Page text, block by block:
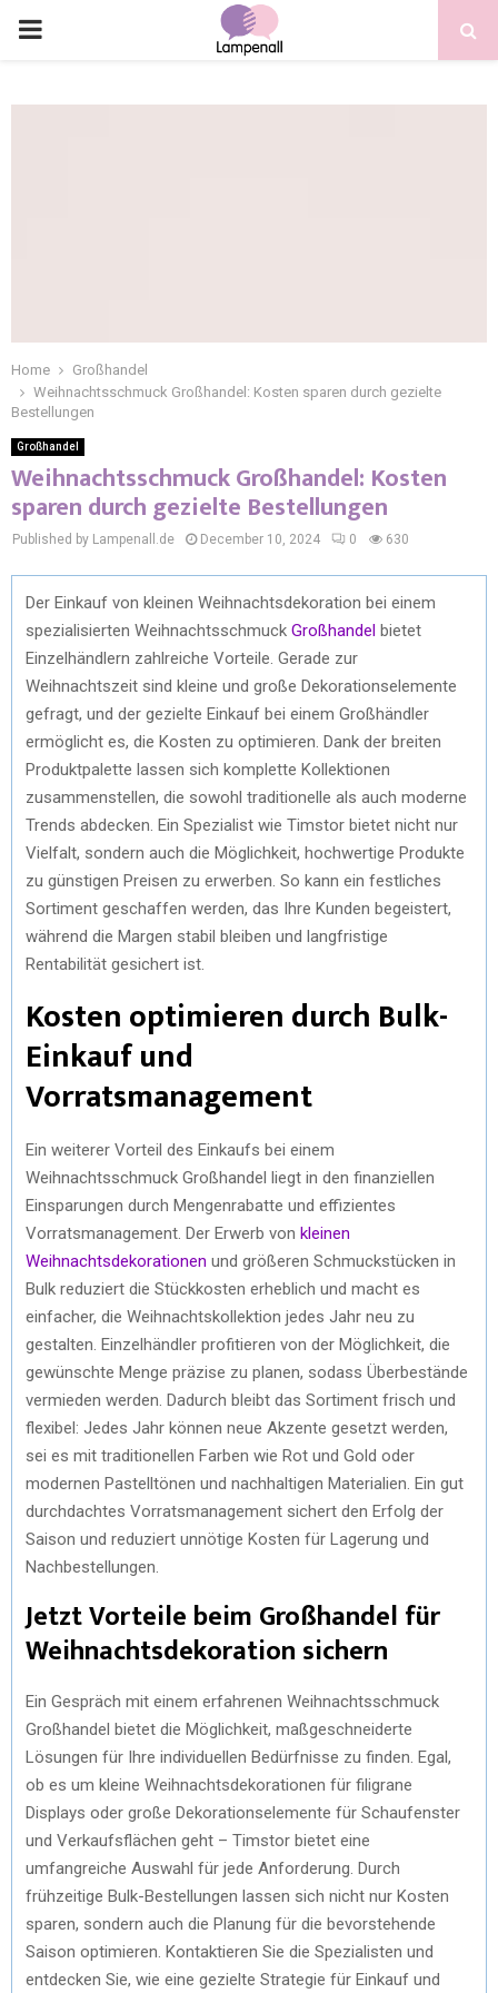
Home
Großhandel
Weihnachtsschmuck Großhandel: Kosten sparen durch gezielte
Bestellungen
Großhandel
Weihnachtsschmuck Großhandel: Kosten
sparen durch gezielte Bestellungen
Published by Lampenall.de December 10, 2024 0 630
Der Einkauf von kleinen Weihnachtsdekoration bei einem
spezialisierten Weihnachtsschmuck Großhandel bietet
Einzelhändlern zahlreiche Vorteile. Gerade zur
Weihnachtszeit sind kleine und große Dekorationselemente
gefragt, und der gezielte Einkauf bei einem Großhändler
ermöglicht es, die Kosten zu optimieren. Dank der breiten
Produktpalette lassen sich komplette Kollektionen
zusammenstellen, die sowohl traditionelle als auch moderne
Trends abdecken. Ein Spezialist wie Timstor bietet nicht nur
Vielfalt, sondern auch die Möglichkeit, hochwertige Produkte
zu günstigen Preisen zu erwerben. So kann ein festliches
Sortiment geschaffen werden, das Ihre Kunden begeistert,
während die Margen stabil bleiben und langfristige
Rentabilität gesichert ist.
Kosten optimieren durch Bulk-
Einkauf und
Vorratsmanagement
Ein weiterer Vorteil des Einkaufs bei einem
Weihnachtsschmuck Großhandel liegt in den finanziellen
Einsparungen durch Mengenrabatte und effizientes
Vorratsmanagement. Der Erwerb von kleinen
Weihnachtsdekorationen und größeren Schmuckstücken in
Bulk reduziert die Stückkosten erheblich und macht es
einfacher, die Weihnachtskollektion jedes Jahr neu zu
gestalten. Einzelhändler profitieren von der Möglichkeit, die
gewünschte Menge präzise zu planen, sodass Überbestände
vermieden werden. Dadurch bleibt das Sortiment frisch und
flexibel: Jedes Jahr können neue Akzente gesetzt werden,
sei es mit traditionellen Farben wie Rot und Gold oder
modernen Pastelltönen und nachhaltigen Materialien. Ein gut
durchdachtes Vorratsmanagement sichert den Erfolg der
Saison und reduziert unnötige Kosten für Lagerung und
Nachbestellungen.
Jetzt Vorteile beim Großhandel für
Weihnachtsdekoration sichern
Ein Gespräch mit einem erfahrenen Weihnachtsschmuck
Großhandel bietet die Möglichkeit, maßgeschneiderte
Lösungen für Ihre individuellen Bedürfnisse zu finden. Egal,
ob es um kleine Weihnachtsdekorationen für filigrane
Displays oder große Dekorationselemente für Schaufenster
und Verkaufsflächen geht – Timstor bietet eine
umfangreiche Auswahl für jede Anforderung. Durch
frühzeitige Bulk-Bestellungen lassen sich nicht nur Kosten
sparen, sondern auch die Planung für die bevorstehende
Saison optimieren. Kontaktieren Sie die Spezialisten und
entdecken Sie, wie eine gezielte Strategie für Einkauf und